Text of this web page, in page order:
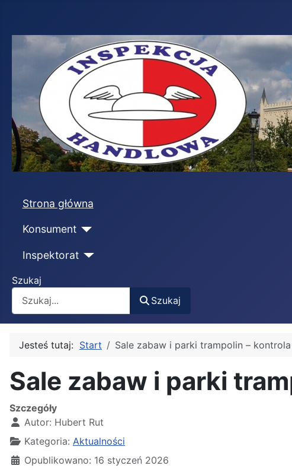
Strona główna
Konsument
Inspektorat
Szukaj
Szukaj
Jesteś tutaj: Start Sale zabaw i parki trampolin –
Sale zabaw i parki
Szczegóły
Autor: Hubert Rut
Kategoria: Aktualności
Opublikowano: 16 styczeń 2026